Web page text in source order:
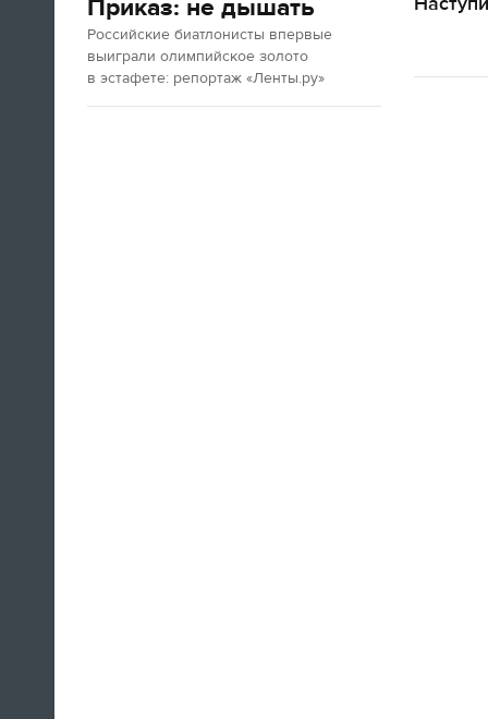
Приказ: не дышать
Российские биатлонисты впервые
выиграли олимпийское золото
в эстафете: репортаж «Ленты.ру»